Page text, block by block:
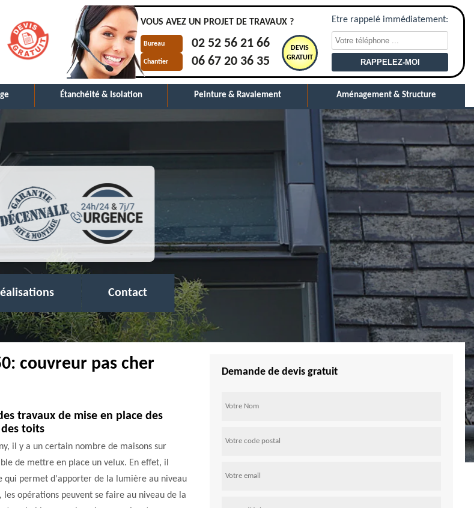
VOUS AVEZ UN PROJET DE TRAVAUX ?
Bureau 02 52 56 21 66
Chantier 06 67 20 36 35
DEVIS
GRATUIT
Etre rappelé immédiatement:
Étanchéité & Isolation Peinture & Ravalement Aménagement & Structure
Contact
couvreur pas cher
travaux de mise en place des
toits
il y a un certain nombre de maisons sur
de mettre en place un velux. En effet, il
qui permet d'apporter de la lumière au niveau
les opérations peuvent se faire au niveau de la
Demande de devis gratuit